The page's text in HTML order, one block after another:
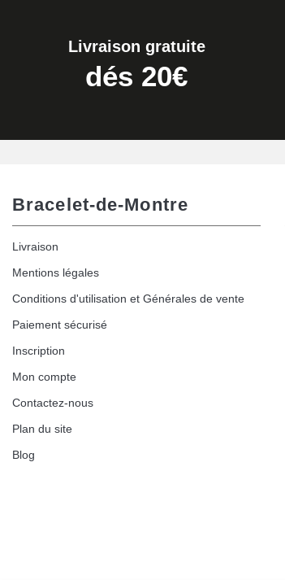
Livraison gratuite
dés 20€
Bracelet-de-Montre
Livraison
Mentions légales
Conditions d'utilisation et Générales de vente
Paiement sécurisé
Inscription
Mon compte
Contactez-nous
Plan du site
Blog